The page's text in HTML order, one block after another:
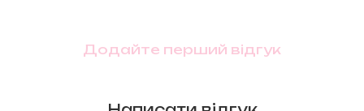
Додайте перший відгук